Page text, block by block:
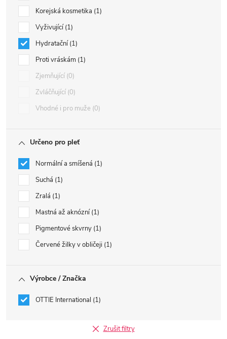
Korejská kosmetika 1
Vyživující 1
Hydratační 1
Proti vráskám 1
Zjemňující 0
Zvláčňující 0
Vhodné i pro muže 0
Určeno pro pleť
Normální a smíšená 1
Suchá 1
Zralá 1
Mastná až aknózní 1
Pigmentové skvrny 1
Červené žilky v obličeji 1
Výrobce / Značka
OTTIE International 1
Zrušit filtry